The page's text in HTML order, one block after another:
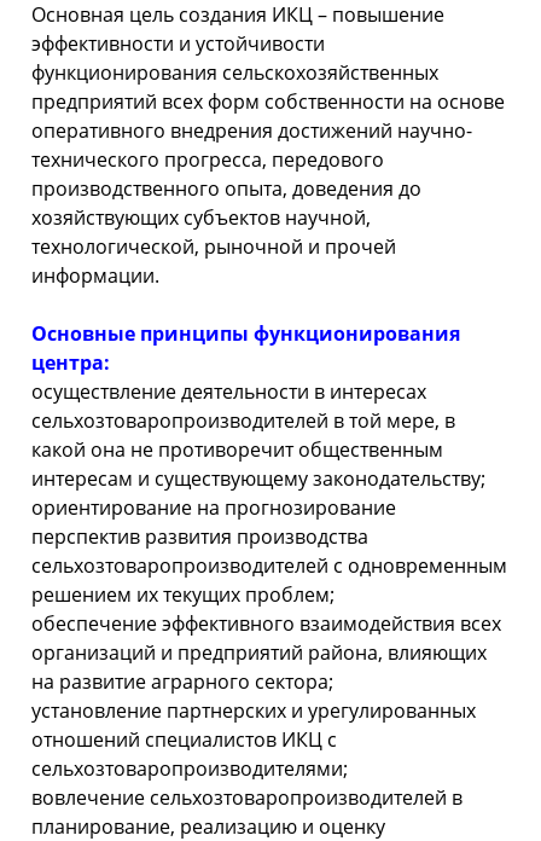
Основная цель создания ИКЦ – повышение
эффективности и устойчивости
функционирования сельскохозяйственных
предприятий всех форм собственности на основе
оперативного внедрения достижений научно-
технического прогресса, передового
производственного опыта, доведения до
хозяйствующих субъектов научной,
технологической, рыночной и прочей
информации.
Основные принципы функционирования
центра:
осуществление деятельности в интересах
сельхозтоваропроизводителей в той мере, в
какой она не противоречит общественным
интересам и существующему законодательству;
ориентирование на прогнозирование
перспектив развития производства
сельхозтоваропроизводителей с одновременным
решением их текущих проблем;
обеспечение эффективного взаимодействия всех
организаций и предприятий района, влияющих
на развитие аграрного сектора;
установление партнерских и урегулированных
отношений специалистов ИКЦ с
сельхозтоваропроизводителями;
вовлечение сельхозтоваропроизводителей в
планирование, реализацию и оценку